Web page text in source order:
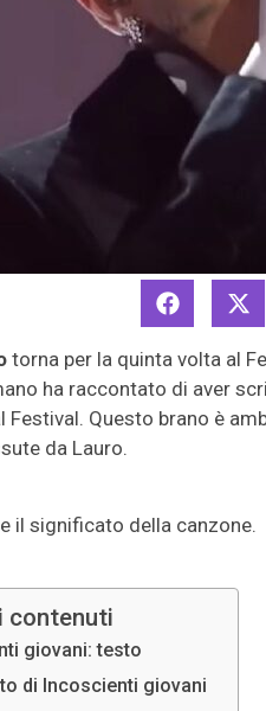
torna per la quinta volta al
ha raccontato di aver
Festival. Questo brano è
da Lauro.
il significato della canzone.
contenuti
giovani: testo
di Incoscienti giovani